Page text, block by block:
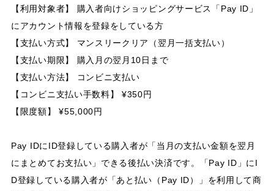
【利用対象者】 購入者向けショッピングサービス「Pay ID」
にアカウント情報を登録をしている方
【支払い方式】 マンスリークリア（翌月一括支払い）
【支払い期限】 購入月の翌月10日まで
【支払い方法】 コンビニ支払い
【コンビニ支払い手数料】 ¥350円
【限度額】 ¥55,000円
Pay IDにID登録している購入者が「当月の支払い金額を翌月
にまとめてお支払い」できる後払い決済です。「Pay ID」にI
D登録している購入者が「あと払い（Pay ID）」を利用して商